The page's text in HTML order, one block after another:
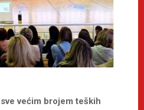
većim brojem teških